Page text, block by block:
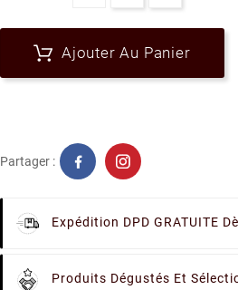
Ajouter Au Panier
Partager :
Expédition DPD GRATUITE
Produits Dégustés Et